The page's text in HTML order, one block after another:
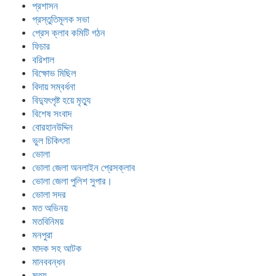
প্রশাসন
প্রস্তুতিমূলক সভা
প্রেস ক্লাব কমিটি গঠন
ফিচার
বরিশাল
বিক্ষোভ মিছিল
বিদায় সম্বর্ধনা
বিদ্যুৎপৃষ্ট হয়ে মৃত্যু
বিশেষ সংবাদ
বোরহানউদ্দিন
ভুল চিকিৎসা
ভোলা
ভোলা জেলা অনলাইন প্রেসক্লাব
ভোলা জেলা পুলিশ সুপার।
ভোলা সদর
মত অভিনয়
মতবিনিময়
মনপুরা
মাদক সহ আটক
মানববন্ধন